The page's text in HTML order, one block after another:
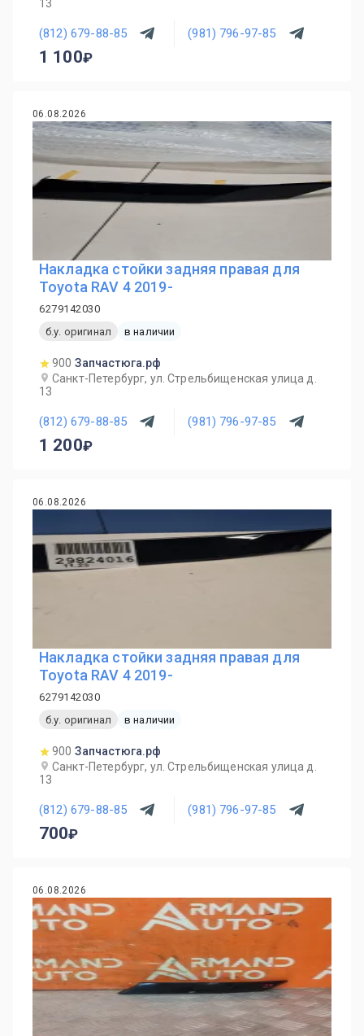
13
(812) 679-88-85 (981) 796-97-85
1 100
06.08.2026
Накладка стойки задняя правая для
Toyota RAV 4 2019-
6279142030
б.у. оригинал
в наличии
900 Запчастюга.рф
Санкт-Петербург, ул. Стрельбищенская улица д.
13
(812) 679-88-85 (981) 796-97-85
1 200
06.08.2026
Накладка стойки задняя правая для
Toyota RAV 4 2019-
6279142030
б.у. оригинал
в наличии
900 Запчастюга.рф
Санкт-Петербург, ул. Стрельбищенская улица д.
13
(812) 679-88-85 (981) 796-97-85
700
06.08.2026